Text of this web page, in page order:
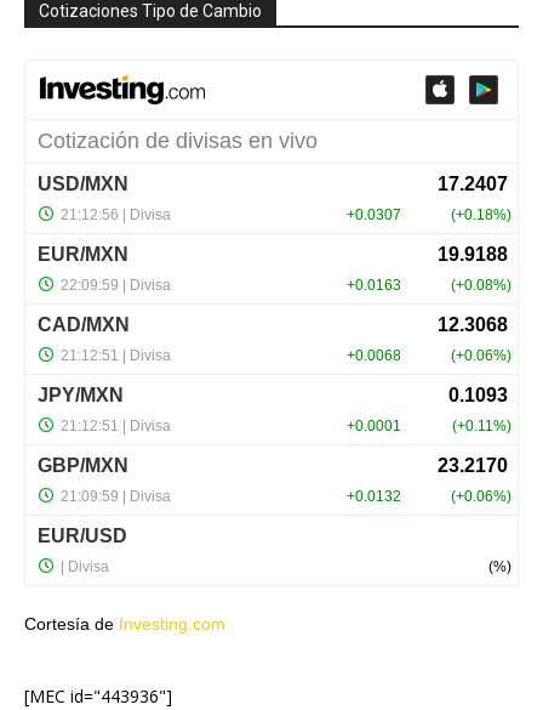
Cotizaciones Tipo de Cambio
Cortesía de Investing.com
[MEC id="443936"]